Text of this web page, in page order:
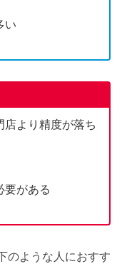
い
より精度が落ち
要がある
のような人におすす